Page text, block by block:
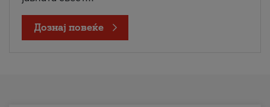
Дознај повеќе